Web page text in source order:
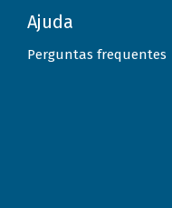
Ajuda
Perguntas frequentes